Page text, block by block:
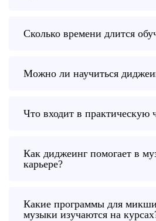
Сколько времени длится
Можно ли научиться
Что входит в практическую
Как диджеинг помогает в
карьере?
Какие программы для
музыки изучаются на